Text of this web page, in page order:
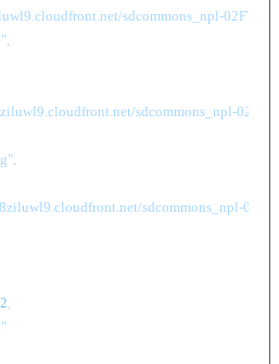
sdcommons_npl-
,
sdcommons_npl-
,
sdcommons_npl-